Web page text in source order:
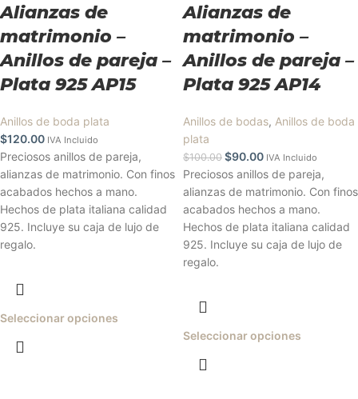
Alianzas de
matrimonio –
Anillos de pareja –
Plata 925 AP15
Anillos de boda plata
$120.00 IVA Incluido
Preciosos anillos de pareja,
alianzas de matrimonio. Con finos
acabados hechos a mano.
Hechos de plata italiana calidad
925. Incluye su caja de lujo de
regalo.
Seleccionar opciones
Alianzas de
matrimonio –
Anillos de pareja –
Plata 925 AP14
Anillos de bodas, Anillos de boda
plata
$100.00 $90.00 IVA Incluido
Preciosos anillos de pareja,
alianzas de matrimonio. Con finos
acabados hechos a mano.
Hechos de plata italiana calidad
925. Incluye su caja de lujo de
regalo.
Seleccionar opciones